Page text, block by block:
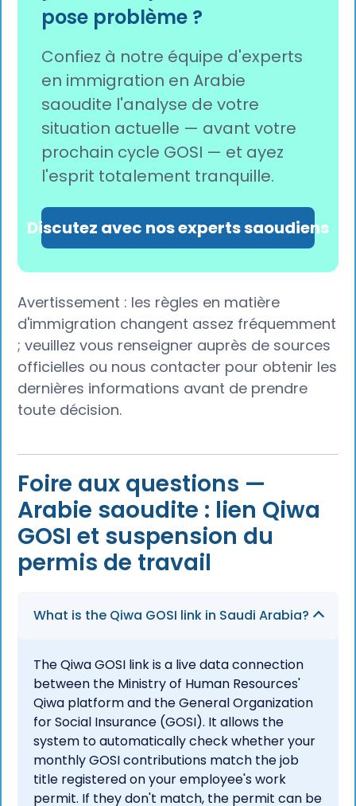
pose problème ?
Confiez à notre équipe d'experts
en immigration en Arabie
saoudite l'analyse de votre
situation actuelle — avant votre
prochain cycle GOSI — et ayez
l'esprit totalement tranquille.
Discutez avec nos experts saoudiens
Avertissement : les règles en matière
d'immigration changent assez fréquemment
; veuillez vous renseigner auprès de sources
officielles ou nous contacter pour obtenir les
dernières informations avant de prendre
toute décision.
Foire aux questions —
Arabie saoudite : lien Qiwa
GOSI et suspension du
permis de travail
What is the Qiwa GOSI link in Saudi Arabia?
The Qiwa GOSI link is a live data connection
between the Ministry of Human Resources'
Qiwa platform and the General Organization
for Social Insurance (GOSI). It allows the
system to automatically check whether your
monthly GOSI contributions match the job
title registered on your employee's work
permit. If they don't match, the permit can be